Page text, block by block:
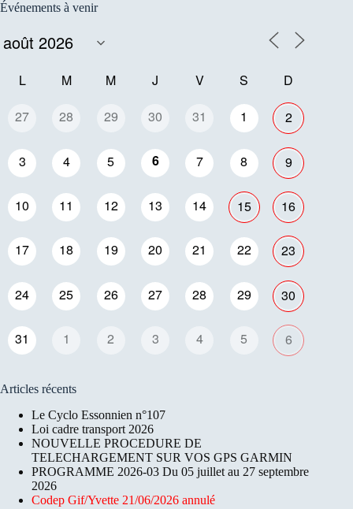
Événements à venir
L M M J V S D
27 28 29 30 31 1 2
3 4 5 6 7 8 9
10 11 12 13 14 15 16
17 18 19 20 21 22 23
24 25 26 27 28 29 30
31 1 2 3 4 5 6
Articles récents
Le Cyclo Essonnien n°107
Loi cadre transport 2026
NOUVELLE PROCEDURE DE
TELECHARGEMENT SUR VOS GPS GARMIN
PROGRAMME 2026-03 Du 05 juillet au 27 septembre
2026
Codep Gif/Yvette 21/06/2026 annulé